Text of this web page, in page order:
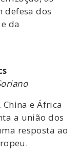
defesa dos
da
e África
a união dos
resposta ao